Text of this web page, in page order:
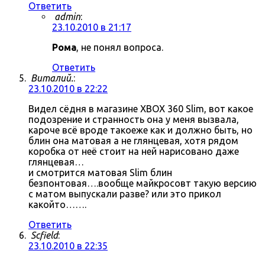
Ответить
admin:
23.10.2010 в 21:17
Рома, не понял вопроса.
Ответить
Виталий.:
23.10.2010 в 22:22
Видел сёдня в магазине XBOX 360 Slim, вот какое
подозрение и странность она у меня вызвала,
кароче всё вроде такоеже как и должно быть, но
блин она матовая а не глянцевая, хотя рядом
коробка от неё стоит на ней нарисовано даже
глянцевая…
и смотрится матовая Slim блин
безпонтовая….вообще майкросовт такую версию
с матом выпускали разве? или это прикол
какойто…….
Ответить
Scfield:
23.10.2010 в 22:35